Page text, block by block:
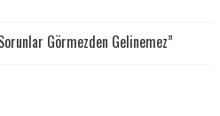
Görmezden Gelinemez”